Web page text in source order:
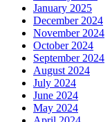
January 2025
December 2024
November 2024
October 2024
September 2024
August 2024
July 2024
June 2024
May 2024